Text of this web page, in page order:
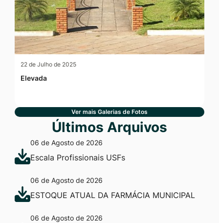
22 de Julho de 2025
Elevada
Ver mais Galerias de Fotos
Últimos Arquivos
06 de Agosto de 2026
Escala Profissionais USFs
06 de Agosto de 2026
ESTOQUE ATUAL DA FARMÁCIA MUNICIPAL
06 de Agosto de 2026